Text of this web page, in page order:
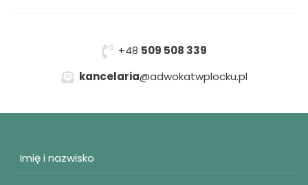
+48 509 508 339
kancelaria@adwokatwplocku.pl